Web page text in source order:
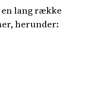
lang række
herunder: